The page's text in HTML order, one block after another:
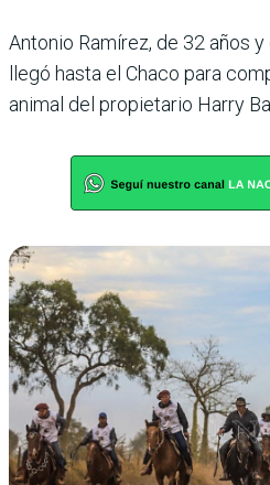
Antonio Ramírez, de 32 años
llegó hasta el Chaco para
animal del propietario Harry